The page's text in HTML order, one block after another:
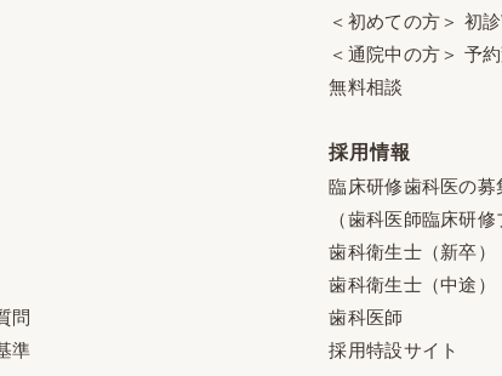
問
準
＜初めての方＞ 初
＜通院中の方＞ 予
無料相談
採用情報
臨床研修歯科医の募
（歯科医師臨床研修
歯科衛生士（新卒）
歯科衛生士（中途）
歯科医師
採用特設サイト